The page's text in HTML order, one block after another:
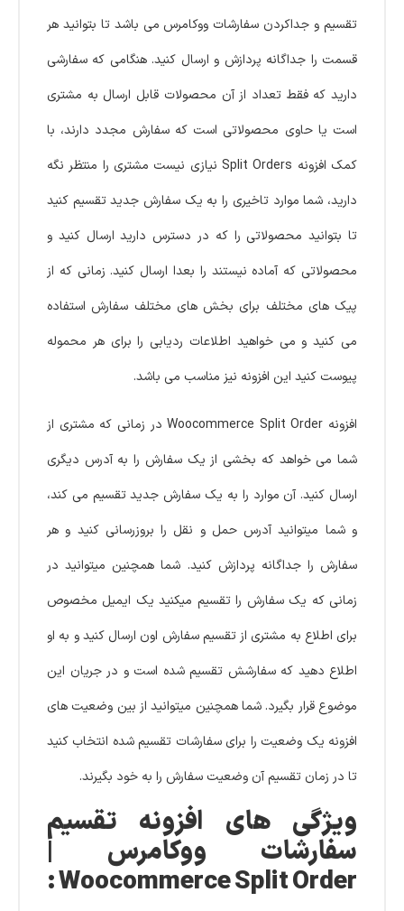
تقسیم و جداکردن سفارشات ووکامرس می باشد تا بتوانید هر
قسمت را جداگانه پردازش و ارسال کنید. هنگامی که سفارشی
دارید که فقط تعداد از آن محصولات قابل ارسال به مشتری
است یا حاوی محصولاتی است که سفارش مجدد دارند، با
کمک افزونه Split Orders نیازی نیست مشتری را منتظر نگه
دارید، شما موارد تاخیری را به یک سفارش جدید تقسیم کنید
تا بتوانید محصولاتی را که در دسترس دارید ارسال کنید و
محصولاتی که آماده نیستند را بعدا ارسال کنید. زمانی که از
پیک های مختلف برای بخش های مختلف سفارش استفاده
می کنید و می خواهید اطلاعات ردیابی را برای هر محموله
پیوست کنید این افزونه نیز مناسب می باشد.
افزونه Woocommerce Split Order در زمانی که مشتری از
شما می خواهد که بخشی از یک سفارش را به آدرس دیگری
ارسال کنید. آن موارد را به یک سفارش جدید تقسیم می کند،
و شما میتوانید آدرس حمل و نقل را بروزرسانی کنید و هر
سفارش را جداگانه پردازش کنید. شما همچنین میتوانید در
زمانی که یک سفارش را تقسیم میکنید یک ایمیل مخصوص
برای اطلاع به مشتری از تقسیم سفارش اون ارسال کنید و به او
اطلاع دهید که سفارشش تقسیم شده است و در جریان این
موضوع قرار بگیرد. شما همچنین میتوانید از بین وضعیت های
افزونه یک وضعیت را برای سفارشات تقسیم شده انتخاب کنید
تا در زمان تقسیم آن وضعیت سفارش را به خود بگیرند.
ویژگی های افزونه تقسیم
سفارشات ووکامرس |
Woocommerce Split Order :